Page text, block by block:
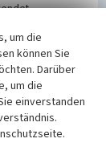
des
und der seit
unsere
um die
können Sie
Darüber
um die
einverstanden